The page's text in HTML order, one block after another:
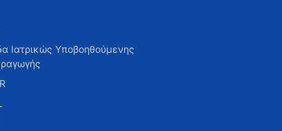
Ιατρικώς Υποβοηθούμενης